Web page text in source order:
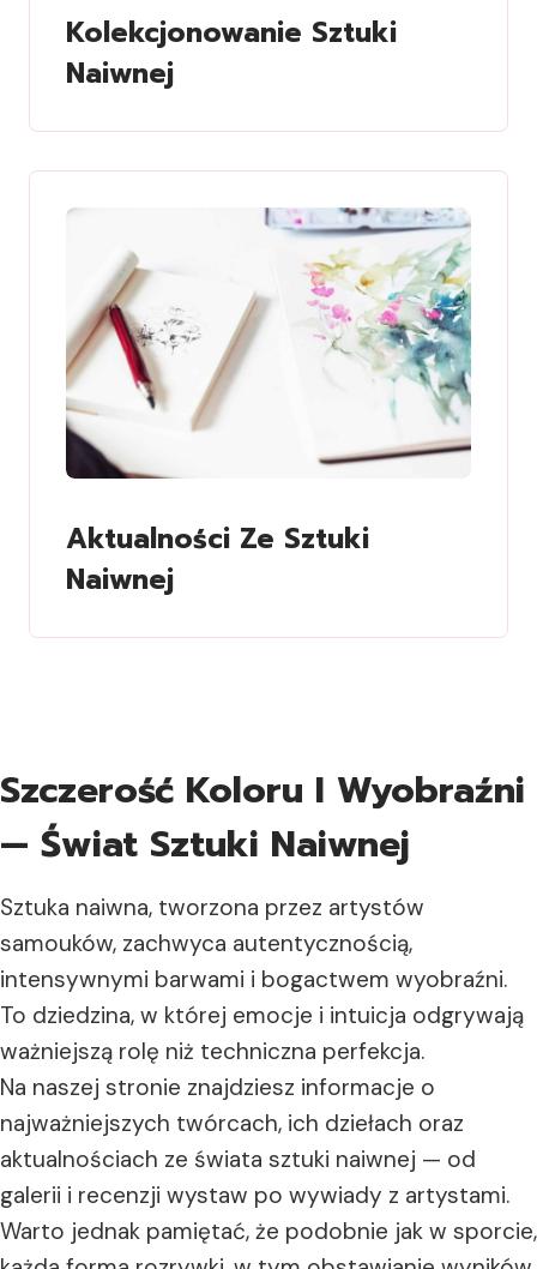
Kolekcjonowanie Sztuki
Naiwnej
Aktualności Ze Sztuki
Naiwnej
Szczerość Koloru I Wyobraźni
— Świat Sztuki Naiwnej
Sztuka naiwna, tworzona przez artystów
samouków, zachwyca autentycznością,
intensywnymi barwami i bogactwem wyobraźni.
To dziedzina, w której emocje i intuicja odgrywają
ważniejszą rolę niż techniczna perfekcja.
Na naszej stronie znajdziesz informacje o
najważniejszych twórcach, ich dziełach oraz
aktualnościach ze świata sztuki naiwnej — od
galerii i recenzji wystaw po wywiady z artystami.
Warto jednak pamiętać, że podobnie jak w sporcie,